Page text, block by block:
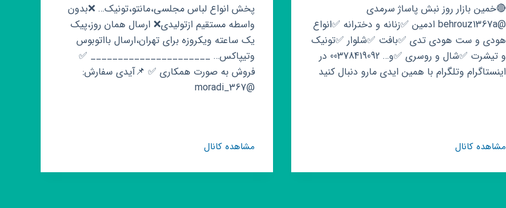
🔴خمین بازار روز نبش پاساژ سرمدی
@behrouz1367a ادمین ✅زنانه و دخترانه ✅انواع
هودی و ست هودی تدی ✅بافت ✅شلوار ✅تونیک
و تیشرت ✅شال و روسری ✅و… 00378419092 در
اینستاگرام وتلگرام با همین ایدی مارو دنبال کنید
مشاهده کانالکانال
پوشاک
پخش انواع لباس مجلسی،مانتو،تونیک… ❌بدون
واسطه مستقیم ازتولیدی❌ ارسال همان روز،پیک
یک ساعته ویکروزه برای تهران،ارسال بااتوبوس
وتیپاکس… ______________________ ✅
فروش به صورت همکاری ✅ 📌آیدی سفارش:
@moradi_367
مشاهده کانالکانال
همکاری